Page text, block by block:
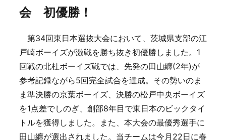
会 初優勝！
第34回東日本選抜大会において、茨城県支部の江
戸崎ボーイズが激戦を勝ち抜き初優勝しました。1
回戦の北杜ボーイズ戦では、先発の田山纏(2年)が
参考記録ながら5回完全試合を達成。その勢いのま
ま準決勝の京葉ボーイズ、決勝の松戸中央ボーイズ
を1点差でしのぎ、創部8年目で東日本のビックタイ
トルを獲得しました。また、本大会の最優秀選手に
田山纏が選出されました。当チームは今月22日に春